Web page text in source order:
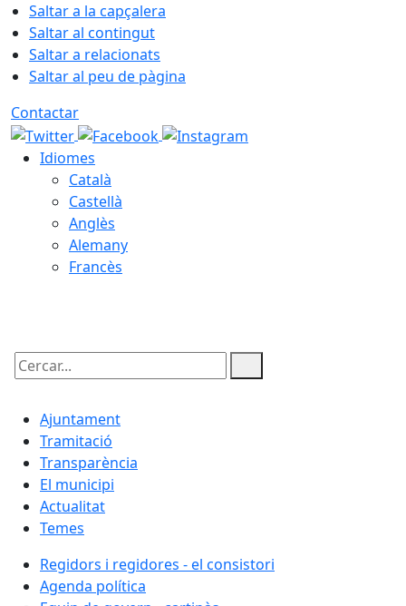
Saltar a la capçalera
Saltar al contingut
Saltar a relacionats
Saltar al peu de pàgina
Contactar
Idiomes
Català
Castellà
Anglès
Alemany
Francès
Cercar:
Ajuntament
Tramitació
Transparència
El municipi
Actualitat
Temes
Regidors i regidores - el consistori
Agenda política